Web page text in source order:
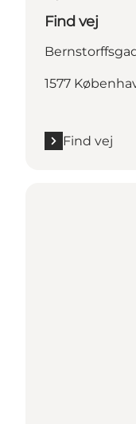
Find vej
1577
Find vej